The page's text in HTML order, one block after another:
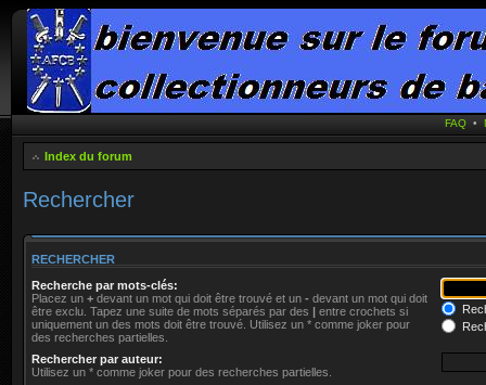
FAQ •
Index du forum
Rechercher
RECHERCHER
Recherche par mots-clés:
Placez un + devant un mot qui doit être trouvé et un - devant un mot qui doit
être exclu. Tapez une suite de mots séparés par des | entre crochets si
uniquement un des mots doit être trouvé. Utilisez un * comme joker pour
des recherches partielles.
Rechercher par auteur:
Utilisez un * comme joker pour des recherches partielles.